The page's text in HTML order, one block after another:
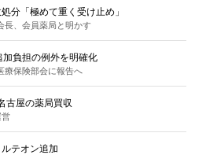
分「極めて重く受け止め」
長、会員薬局と明かす
負担の例外を明確化
療保険部会に報告へ
古屋の薬局買収
テオン追加